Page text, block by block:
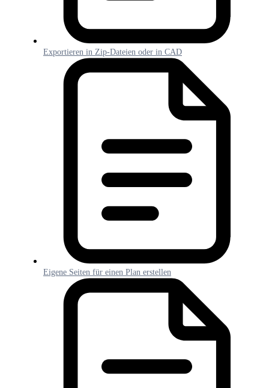
Exportieren in Zip-Dateien oder in CAD
Eigene Seiten für einen Plan erstellen